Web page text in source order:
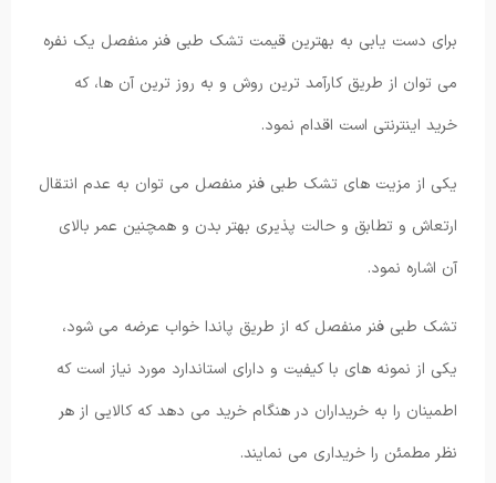
برای دست یابی به بهترین قیمت تشک طبی فنر منفصل یک نفره
می توان از طریق کارآمد ترین روش و به روز ترین آن ها، که
خرید اینترنتی است اقدام نمود.
یکی از مزیت های تشک طبی فنر منفصل می توان به عدم انتقال
ارتعاش و تطابق و حالت پذیری بهتر بدن و همچنین عمر بالای
آن اشاره نمود.
تشک طبی فنر منفصل که از طریق پاندا خواب عرضه می شود،
یکی از نمونه های با کیفیت و دارای استاندارد مورد نیاز است که
اطمینان را به خریداران در هنگام خرید می دهد که کالایی از هر
نظر مطمئن را خریداری می نمایند.